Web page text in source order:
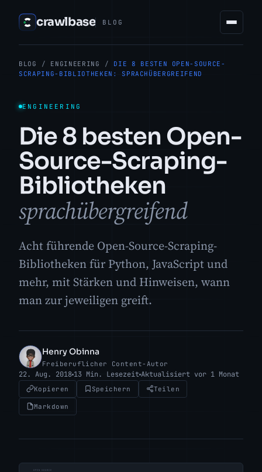
crawlbase BLOG
BLOG / ENGINEERING /
DIE 8 BESTEN OPEN-SOURCE-
SCRAPING-BIBLIOTHEKEN: SPRACHÜBERGREIFEND
ENGINEERING
Die 8 besten Open-
Source-Scraping-
Bibliotheken
sprachübergreifend
Acht führende Open-Source-Scraping-
Bibliotheken für Python, JavaScript und
mehr, mit Stärken und Hinweisen, wann
man zur jeweiligen greift.
HO
Henry Obinna
Freiberuflicher Content-Autor
22. Aug. 2018 13 Min. Lesezeit Aktualisiert vor 1 Monat
Kopieren Speichern Teilen
Markdown